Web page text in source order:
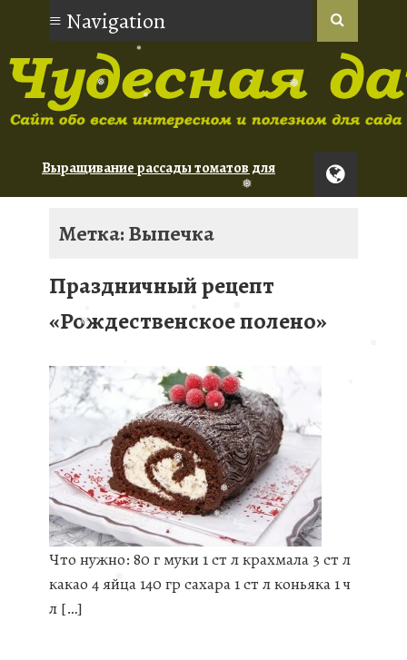
❅
❅
❅
❅
❅
❅
❅
❅
❅
❅
❅
❅
❅
❅
❅
❅
Выращивание рассады томатов для
начинающих
Метка: Выпечка
Праздничный рецепт
«Рождественское полено»
Что нужно: 80 г муки 1 ст л крахмала 3 ст л
какао 4 яйца 140 гр сахара 1 ст л коньяка 1 ч
л […]